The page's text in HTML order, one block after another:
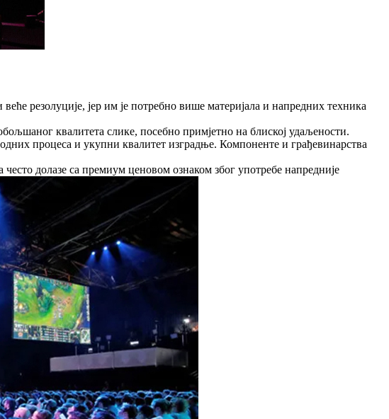
резолуције, јер им је потребно више материјала и напредних техника
квалитета слике, посебно примјетно на блиској удаљености.
процеса и укупни квалитет изградње. Компоненте и грађевинарства
долазе са премиум ценовом ознаком због употребе напредније